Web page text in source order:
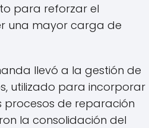
para reforzar el
una mayor carga de
llevó a la gestión de
utilizado para incorporar
procesos de reparación
la consolidación del